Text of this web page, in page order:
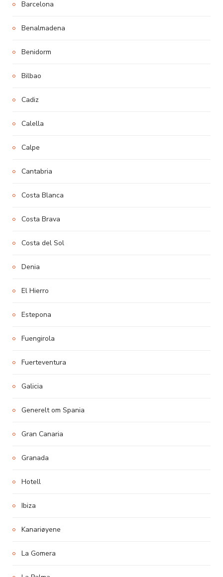
Barcelona
Benalmadena
Benidorm
Bilbao
Cadiz
Calella
Calpe
Cantabria
Costa Blanca
Costa Brava
Costa del Sol
Denia
El Hierro
Estepona
Fuengirola
Fuerteventura
Galicia
Generelt om Spania
Gran Canaria
Granada
Hotell
Ibiza
Kanariøyene
La Gomera